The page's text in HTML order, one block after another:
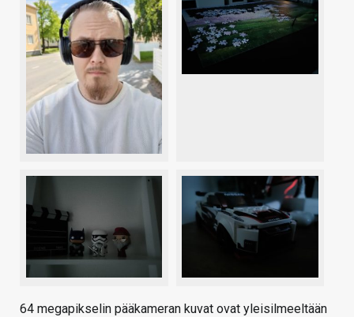
64 megapikselin pääkameran kuvat ovat yleisilmeeltään